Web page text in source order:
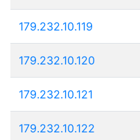
179.232.10.119
179.232.10.120
179.232.10.121
179.232.10.122